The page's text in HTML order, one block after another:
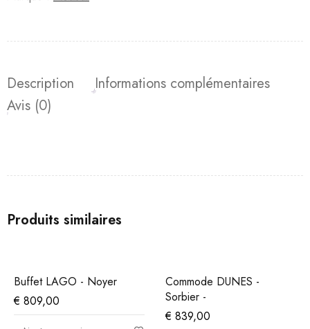
Description
Informations complémentaires
Avis (0)
Produits similaires
Buffet LAGO - Noyer
€ 809,00
Commode DUNES -
Sorbier -
€ 839,00